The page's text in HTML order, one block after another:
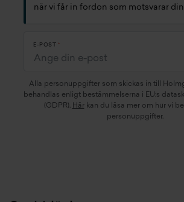
när vi får in fordon som motsvarar
E-POST
Alla personuppgifter som skickas in till
behandlas enligt bestämmelserna i EU:s
(GDPR). Härkan du läsa mer om hur vi
personuppgifter.